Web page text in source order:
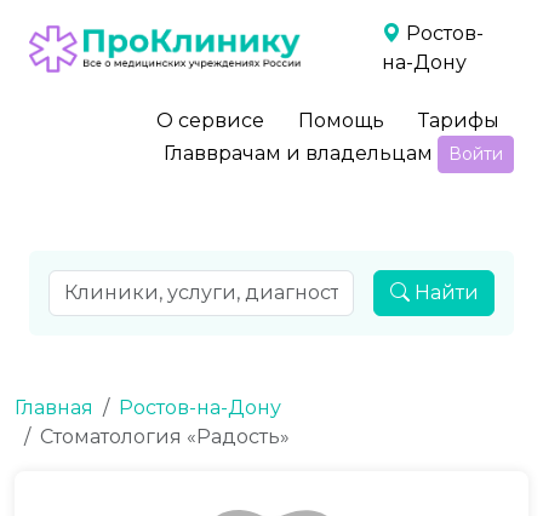
Ростов-
на-Дону
О сервисе Помощь
Тарифы
Главврачам и владельцам
Войти
Найти
Главная
Ростов-на-Дону
Стоматология «Радость»